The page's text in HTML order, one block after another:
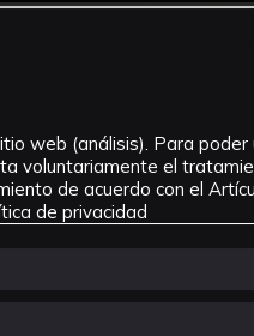
web (análisis). Para
voluntariamente el
de acuerdo con el
de privacidad